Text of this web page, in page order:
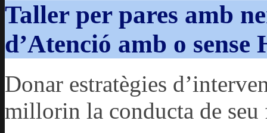
Taller per pares amb
d’Atenció amb o
Donar estratègies
millorin la conducta de